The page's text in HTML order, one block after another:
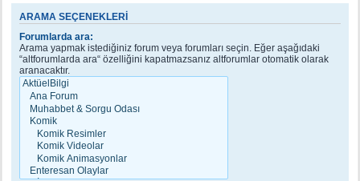
ARAMA SEÇENEKLERI
Forumlarda ara:
Arama yapmak istediğiniz forum veya forumları seçin. Eğer aşağıdaki
“altforumlarda ara“ özelliğini kapatmazsanız altforumlar otomatik olarak
aranacaktır.